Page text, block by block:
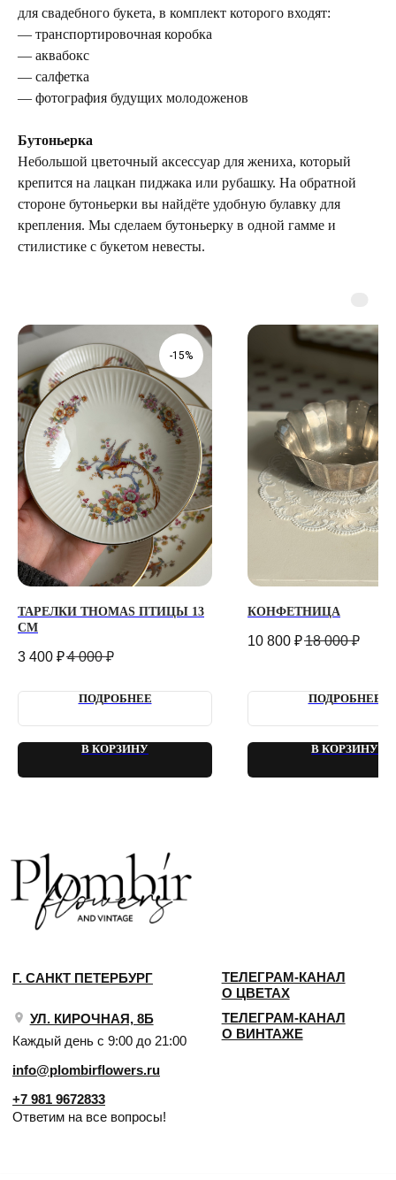
для свадебного букета, в комплект которого входят:
— транспортировочная коробка
— аквабокс
— салфетка
— фотография будущих молодоженов
Бутоньерка
Небольшой цветочный аксессуар для жениха, который
крепится на лацкан пиджака или рубашку. На обратной
стороне бутоньерки вы найдёте удобную булавку для
крепления. Мы сделаем бутоньерку в одной гамме и
стилистике с букетом невесты.
-15%
ТАРЕЛКИ THOMAS ПТИЦЫ 13
СМ
3 400 ₽4 000 ₽
ПОДРОБНЕЕ
В КОРЗИНУ
КОНФЕТНИЦА
10 800 ₽18 000 ₽
ПОДРОБНЕЕ
В КОРЗИНУ
КОНФИДЕНЦИАЛЬНОСТЬ
ТЕЛЕГРАМ-КАНАЛ
О ЦВЕТАХ
ТЕЛЕГРАМ-КАНАЛ
О ВИНТАЖЕ
Г. САНКТ ПЕТЕРБУРГ
+7 981 9672833
Ответим на все вопросы!
info@plombirflowers.ru
Каждый день с 9:00 до 21:00
УЛ. КИРОЧНАЯ, 8Б
ДОГОВОР ОФЕРТЫ
ИП Сомова Валентина Юриевна
ИНН 470320429965
ОГРНИП 320470400035500